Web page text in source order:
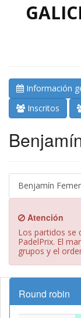
Información
Inscritos
Benjamín
Atención
Los partidos se
PadelPrix. El
grupos y el
Round robin